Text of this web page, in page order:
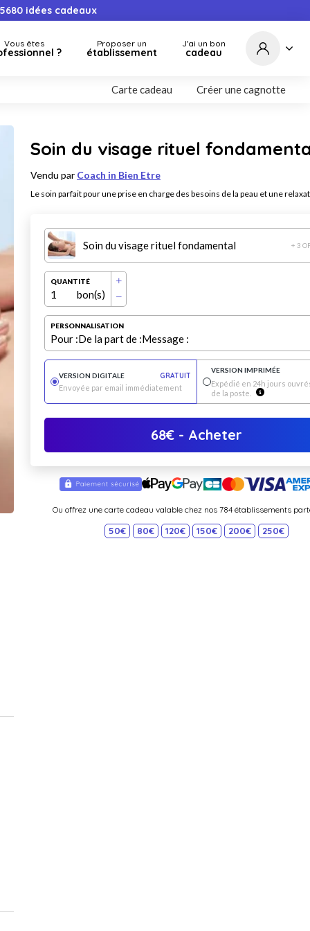
idées cadeaux
Vous êtes
?
Proposer un
établissement
J'ai un bon
cadeau
Carte cadeau Créer une cagnotte
Soin du visage rituel
Vendu par Coach in Bien Etre
Le soin parfait pour une prise en charge des besoins de la peau et une
Soin du visage rituel fondamental + 3
QUANTITÉ
1 bon(s)
PERSONNALISATION
Pour :De la part de :Message :
VERSION DIGITALE
GRATUIT
Envoyée par email immédiatement
VERSION IMPRIMÉE
Expédié en 24h jours
de la poste.
68€ - Acheter
Ou offrez une carte cadeau valable chez nos 784 établissements
50€ 80€ 120€ 150€ 200€ 250€